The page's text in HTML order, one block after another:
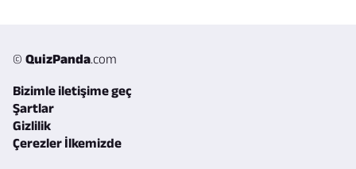
© QuizPanda.com
Bizimle iletişime geç
Şartlar
Gizlilik
Çerezler İlkemizde